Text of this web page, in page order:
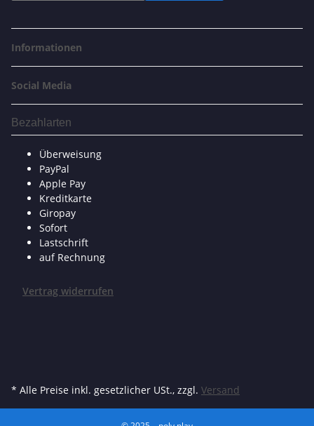
Informationen
Social Media
Bezahlarten
Überweisung
PayPal
Apple Pay
Kreditkarte
Giropay
Sofort
Lastschrift
auf Rechnung
Vertrag widerrufen
* Alle Preise inkl. gesetzlicher USt., zzgl. Versand